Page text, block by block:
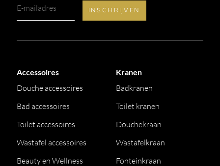
Accessoires
Douche accessoires
Bad accessoires
Toilet accessoires
Wastafel accessoires
Beauty en Wellness
Kranen
Badkranen
Toilet kranen
Douchekraan
Wastafelkraan
Fonteinkraan